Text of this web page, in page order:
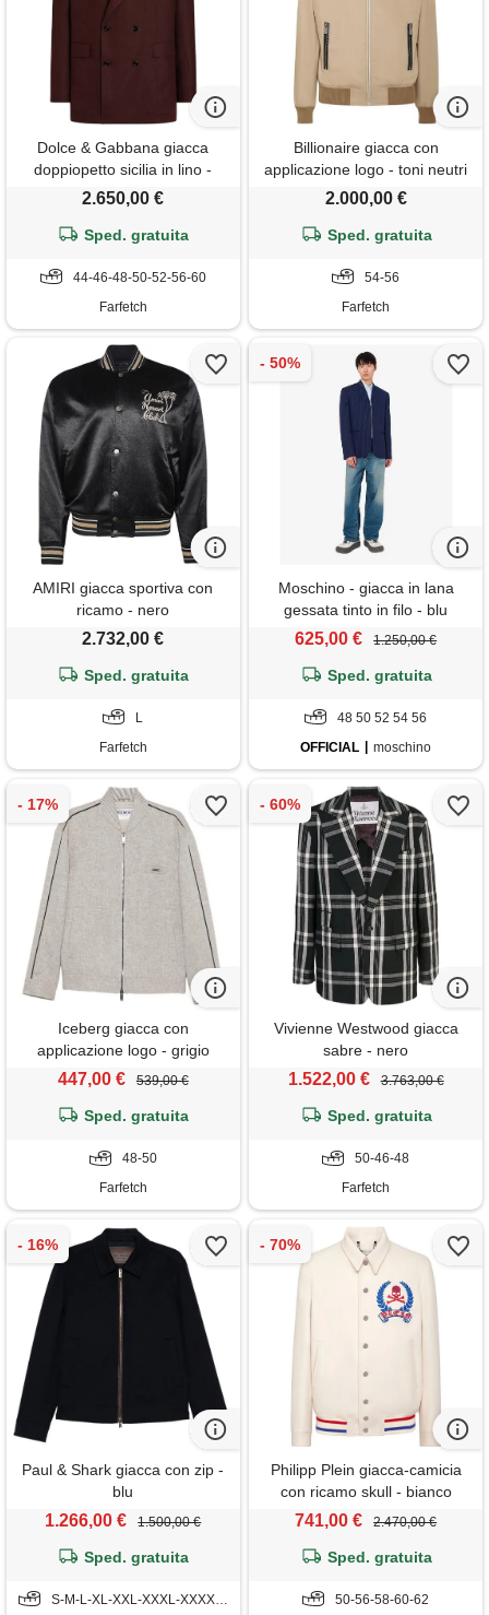
Dolce & Gabbana giacca
doppiopetto sicilia in lino -
marrone
2.650,00 €
Sped. gratuita
44-46-48-50-52-56-60
Farfetch
Billionaire giacca con
applicazione logo - toni neutri
2.000,00 €
Sped. gratuita
54-56
Farfetch
AMIRI giacca sportiva con
ricamo - nero
2.732,00 €
Sped. gratuita
L
Farfetch
Moschino - giacca in lana
gessata tinto in filo - blu
625,00 € 1.250,00 €
Sped. gratuita
48 50 52 54 56
OFFICIAL
moschino
Iceberg giacca con
applicazione logo - grigio
447,00 € 539,00 €
Sped. gratuita
48-50
Farfetch
Vivienne Westwood giacca
sabre - nero
1.522,00 € 3.763,00 €
Sped. gratuita
50-46-48
Farfetch
Paul & Shark giacca con zip -
blu
1.266,00 € 1.500,00 €
Sped. gratuita
S-M-L-XL-XXL-XXXL-XXXXL-5XL-6XL
Philipp Plein giacca-camicia
con ricamo skull - bianco
741,00 € 2.470,00 €
Sped. gratuita
50-56-58-60-62